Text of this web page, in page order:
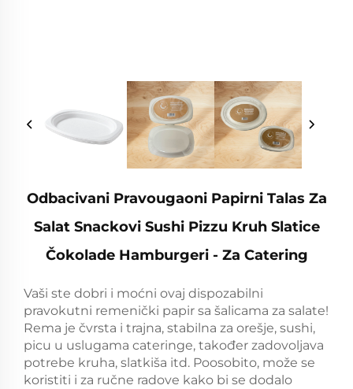
Odbacivani Pravougaoni Papirni Talas Za
Salat Snackovi Sushi Pizzu Kruh Slatice
Čokolade Hamburgeri - Za Catering
Vaši ste dobri i moćni ovaj dispozabilni
pravokutni remenički papir sa šalicama za salate!
Rema je čvrsta i trajna, stabilna za orešje, sushi,
picu u uslugama cateringe, također zadovoljava
potrebe kruha, slatkiša itd. Poosobito, može se
koristiti i za ručne radove kako bi se dodalo